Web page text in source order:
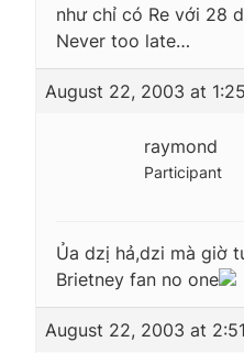
như chỉ có Re với 28
Never too late…
August 22, 2003 at
raymond
Participant
Ủa dzị hả,dzi mà giờ
Brietney fan no one
August 22, 2003 at